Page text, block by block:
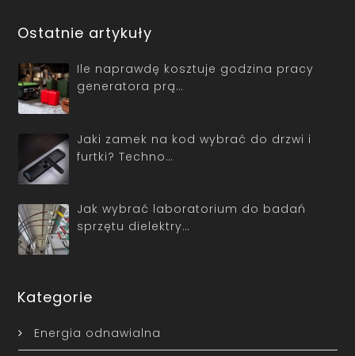
Ostatnie artykuły
Ile naprawdę kosztuje godzina pracy
generatora prą…
Jaki zamek na kod wybrać do drzwi i
furtki? Techno…
Jak wybrać laboratorium do badań
sprzętu dielektry…
Kategorie
Energia odnawialna